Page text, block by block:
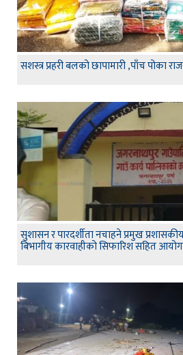
सशस्त्र प्रहरी बलको छापामारी ,पाँच पोका
सुशासन र पारदर्शीता नचाहने प्रमुख
बिभागीय कारवाहीको सिफारिश सहित